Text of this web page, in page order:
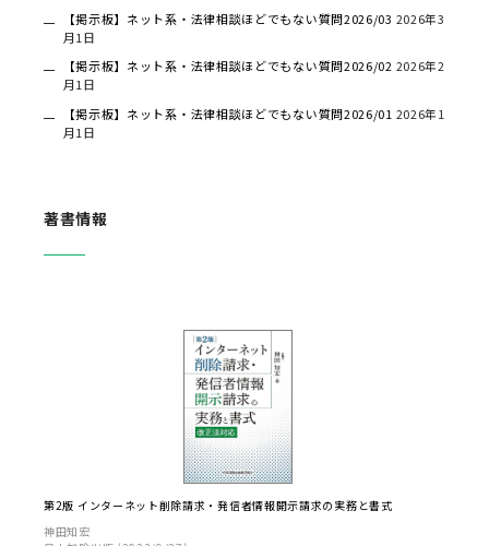
【掲示板】ネット系・法律相談ほどでもない質問2026/03 2026年3
月1日
【掲示板】ネット系・法律相談ほどでもない質問2026/02 2026年2
月1日
【掲示板】ネット系・法律相談ほどでもない質問2026/01 2026年1
月1日
著書情報
第2版 インターネット削除請求・発信者情報開示請求の実務と書式
神田知宏